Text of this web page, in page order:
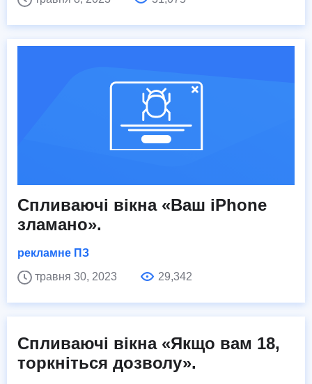
Спливаючі вікна «Ваш iPhone
зламано».
рекламне ПЗ
травня 30, 2023
29,342
Спливаючі вікна «Якщо вам 18,
торкніться дозволу».